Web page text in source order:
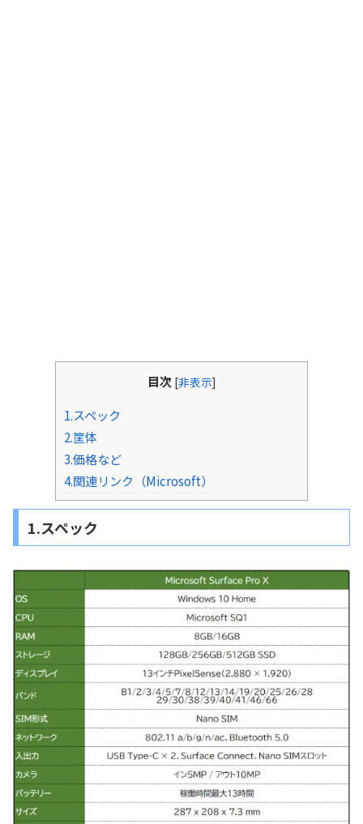
目次 [非表示]
1.スペック
2.筐体
3.価格など
4.関連リンク（Microsoft）
1.スペック